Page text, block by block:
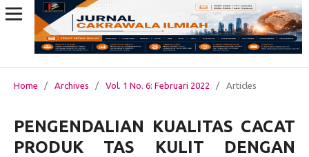
Home / Archives / Vol. 1 No. 6: Februari 2022 / Articles
PENGENDALIAN KUALITAS CACAT
PRODUK TAS KULIT DENGAN